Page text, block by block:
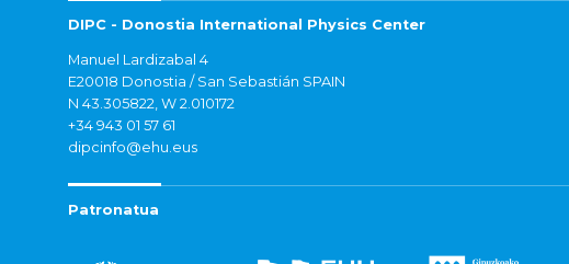
DIPC - Donostia International Physics Center
Manuel Lardizabal 4
E20018 Donostia / San Sebastián SPAIN
N 43.305822, W 2.010172
+34 943 01 57 61
dipcinfo@ehu.eus
Patronatua